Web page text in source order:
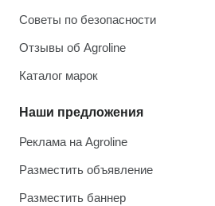
Советы по безопасности
Отзывы об Agroline
Каталог марок
Наши предложения
Реклама на Agroline
Разместить объявление
Разместить баннер